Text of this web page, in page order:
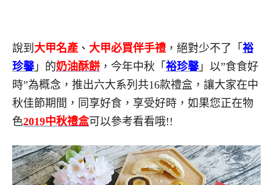
說到 大甲名產 、 大甲必買伴手禮 ，絕對少不了「 裕
珍馨」的奶油酥餅 ，今年中秋「 裕珍馨」以”食食好
時”為概念，推出六大系列共16款禮盒，讓大家在中
秋佳節期間，同享好食，享受好時，如果您正在物
色2019中秋禮盒可以參考看看哦!!